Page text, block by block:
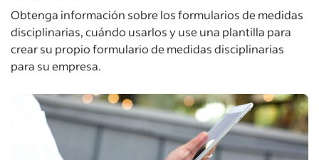
Obtenga información sobre los formularios de medidas
disciplinarias, cuándo usarlos y use una plantilla para
crear su propio formulario de medidas disciplinarias
para su empresa.